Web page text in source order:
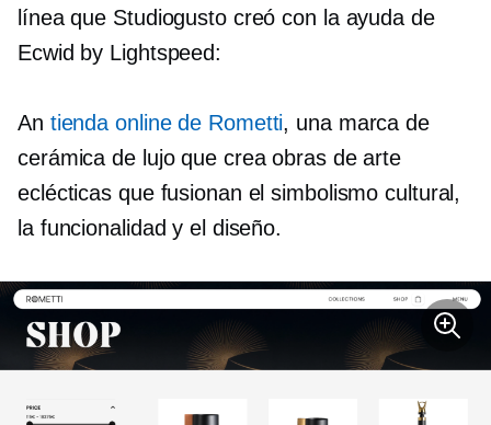
línea que Studiogusto creó con la ayuda de
Ecwid by Lightspeed:
An tienda online de Rometti, una marca de
cerámica de lujo que crea obras de arte
eclécticas que fusionan el simbolismo cultural,
la funcionalidad y el diseño.